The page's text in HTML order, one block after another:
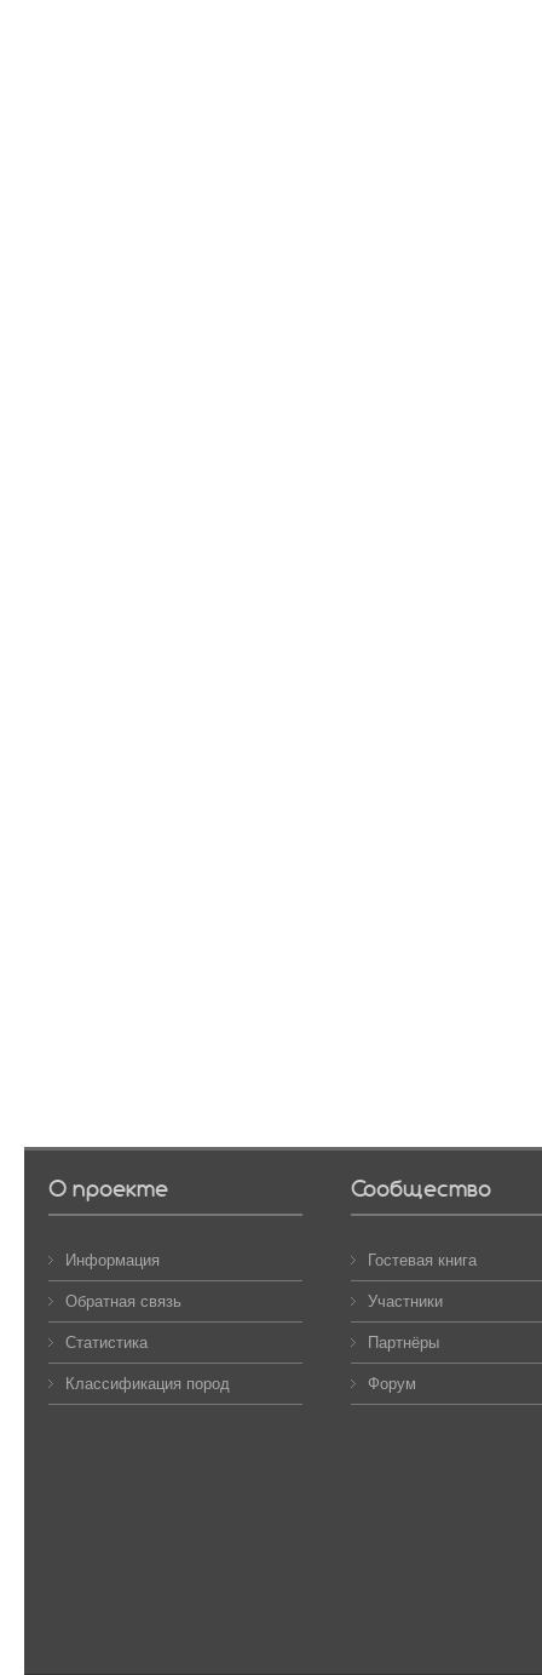
О проекте
Информация
Обратная связь
Статистика
Классификация пород
Сообщество
Гостевая книга
Участники
Партнёры
Форум